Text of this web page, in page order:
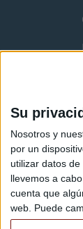
Su
Nosotros y
por un
utilizar datos
llevemos a
cuenta que
web. Puede